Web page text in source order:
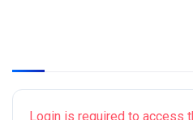
Login is required to access